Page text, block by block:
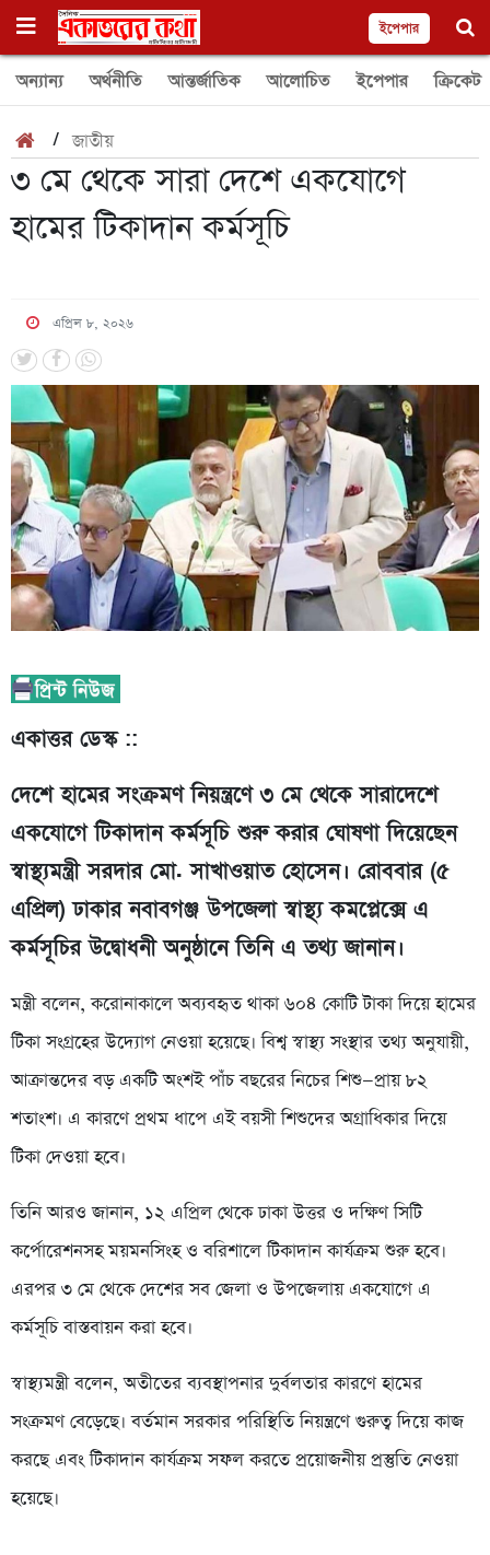
ইপেপার
অন্যান্য অর্থনীতি আন্তর্জাতিক আলোচিত ইপেপার ক্রিকেট
/জাতীয়
৩ মে থেকে সারা দেশে একযোগে
হামের টিকাদান কর্মসূচি
এপ্রিল ৮, ২০২৬
একাত্তর ডেস্ক ::
দেশে হামের সংক্রমণ নিয়ন্ত্রণে ৩ মে থেকে সারাদেশে
একযোগে টিকাদান কর্মসূচি শুরু করার ঘোষণা দিয়েছেন
স্বাস্থ্যমন্ত্রী সরদার মো. সাখাওয়াত হোসেন। রোববার (৫
এপ্রিল) ঢাকার নবাবগঞ্জ উপজেলা স্বাস্থ্য কমপ্লেক্সে এ
কর্মসূচির উদ্বোধনী অনুষ্ঠানে তিনি এ তথ্য জানান।
মন্ত্রী বলেন, করোনাকালে অব্যবহৃত থাকা ৬০৪ কোটি টাকা দিয়ে হামের
টিকা সংগ্রহের উদ্যোগ নেওয়া হয়েছে। বিশ্ব স্বাস্থ্য সংস্থার তথ্য অনুযায়ী,
আক্রান্তদের বড় একটি অংশই পাঁচ বছরের নিচের শিশু—প্রায় ৮২
শতাংশ। এ কারণে প্রথম ধাপে এই বয়সী শিশুদের অগ্রাধিকার দিয়ে
টিকা দেওয়া হবে।
তিনি আরও জানান, ১২ এপ্রিল থেকে ঢাকা উত্তর ও দক্ষিণ সিটি
কর্পোরেশনসহ ময়মনসিংহ ও বরিশালে টিকাদান কার্যক্রম শুরু হবে।
এরপর ৩ মে থেকে দেশের সব জেলা ও উপজেলায় একযোগে এ
কর্মসূচি বাস্তবায়ন করা হবে।
স্বাস্থ্যমন্ত্রী বলেন, অতীতের ব্যবস্থাপনার দুর্বলতার কারণে হামের
সংক্রমণ বেড়েছে। বর্তমান সরকার পরিস্থিতি নিয়ন্ত্রণে গুরুত্ব দিয়ে কাজ
করছে এবং টিকাদান কার্যক্রম সফল করতে প্রয়োজনীয় প্রস্তুতি নেওয়া
হয়েছে।